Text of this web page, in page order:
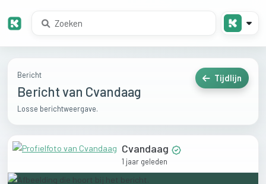
Bericht
Bericht van Cvandaag
Losse berichtweergave.
Tijdlijn
Cvandaag
1 jaar geleden